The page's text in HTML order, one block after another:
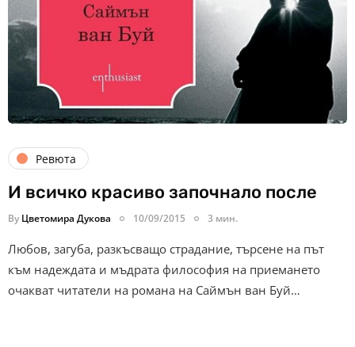
Ревюта
И всичко красиво започнало после
By Цветомира Дукова 10/09/2015 3 мин.
Любов, загуба, разкъсващо страдание, търсене на път
към надеждата и мъдрата философия на приемането
очакват читатели на романа на Саймън ван Буй…